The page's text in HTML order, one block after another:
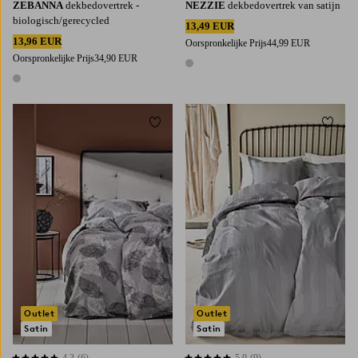
ZEBANNA dekbedovertrek -
biologisch/gerecycled
13,96 EUR
Oorspronkelijke Prijs34,90 EUR
1 kleur
NEZZIE dekbedovertrek van satijn
13,49 EUR
Oorspronkelijke Prijs44,99 EUR
1 kleur
Outlet
Satin
Toevoegen aan favorieten
Outlet
Satin